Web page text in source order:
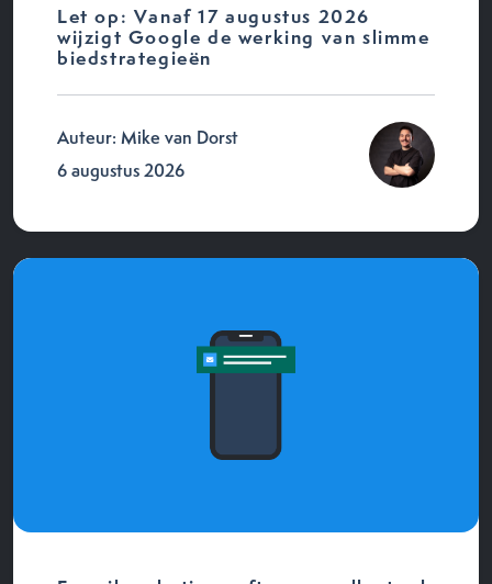
Let op: Vanaf 17 augustus 2026
wijzigt Google de werking van slimme
biedstrategieën
Auteur: Mike van Dorst
6 augustus 2026